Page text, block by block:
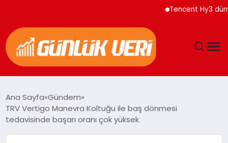
Tencent Hy3 dünya
GÜNDEM
Ana Sayfa Gündem
TRV Vertigo Manevra Koltuğu ile baş dönmesi
tedavisinde başarı oranı çok yüksek